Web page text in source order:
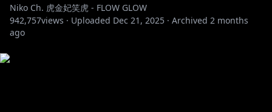
Niko Ch. 虎金妃笑虎 - FLOW GLOW
942,757views · Uploaded Dec 21, 2025 · Archived 2 months
ago